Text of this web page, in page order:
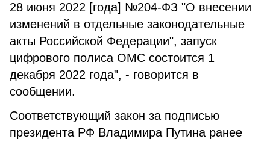
28 июня 2022 [года] №204-ФЗ "О внесении
изменений в отдельные законодательные
акты Российской Федерации", запуск
цифрового полиса ОМС состоится 1
декабря 2022 года", - говорится в
сообщении.
Соответствующий закон за подписью
президента РФ Владимира Путина ранее